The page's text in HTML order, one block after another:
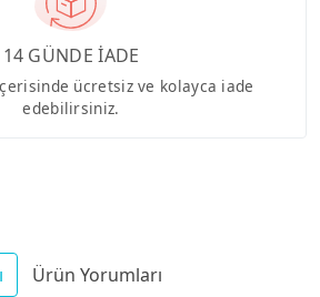
14 GÜNDE İADE
ücretsiz ve kolayca iade
edebilirsiniz.
Ürün Yorumları